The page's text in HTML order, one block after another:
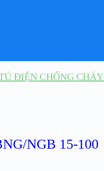
ĐIỆN CHỐNG
NGB 15-100